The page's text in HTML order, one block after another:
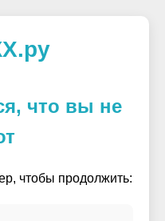
что вы не
чтобы продолжить: